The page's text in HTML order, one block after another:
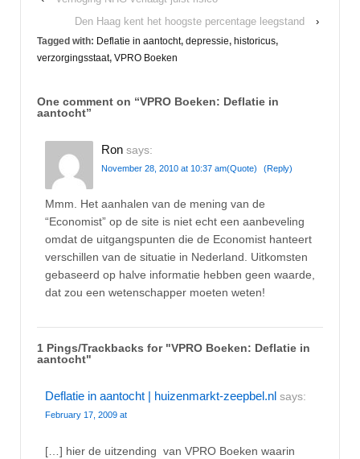
Den Haag kent het hoogste percentage leegstand
›
Tagged with: Deflatie in aantocht, depressie, historicus,
verzorgingsstaat, VPRO Boeken
One comment on “VPRO Boeken: Deflatie in
aantocht”
Ron says:
November 28, 2010 at 10:37 am(Quote) (Reply)
Mmm. Het aanhalen van de mening van de
“Economist” op de site is niet echt een aanbeveling
omdat de uitgangspunten die de Economist hanteert
verschillen van de situatie in Nederland. Uitkomsten
gebaseerd op halve informatie hebben geen waarde,
dat zou een wetenschapper moeten weten!
1 Pings/Trackbacks for "VPRO Boeken: Deflatie in
aantocht"
Deflatie in aantocht | huizenmarkt-zeepbel.nl says:
February 17, 2009 at
[…] hier de uitzending van VPRO Boeken waarin